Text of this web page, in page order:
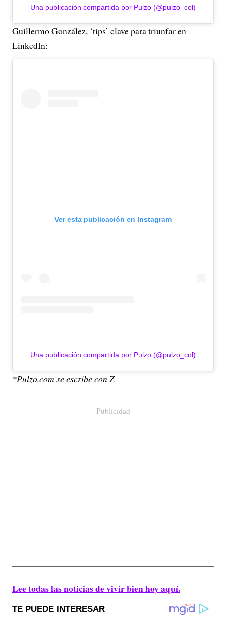
Una publicación compartida por Pulzo (@pulzo_col)
Guillermo González, ‘tips’ clave para triunfar en
LinkedIn:
Ver esta publicación en Instagram
Una publicación compartida por Pulzo (@pulzo_col)
*Pulzo.com se escribe con Z
Publicidad
Lee todas las noticias de vivir bien hoy aquí.